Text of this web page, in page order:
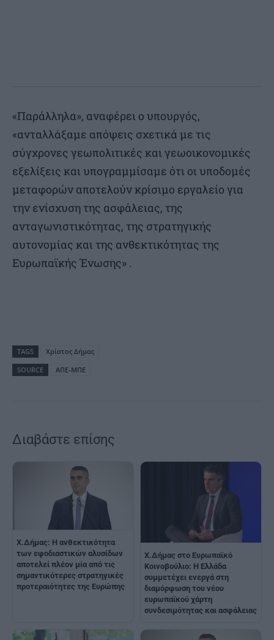
«Παράλληλα», αναφέρει ο υπουργός,
«ανταλλάξαμε απόψεις σχετικά με τις
σύγχρονες γεωπολιτικές και γεωοικονομικές
εξελίξεις και υπογραμμίσαμε ότι οι υποδομές
μεταφορών αποτελούν κρίσιμο εργαλείο για
την ενίσχυση της ασφάλειας, της
ανταγωνιστικότητας, της στρατηγικής
αυτονομίας και της ανθεκτικότητας της
Ευρωπαϊκής Ένωσης» .
TAGS
Χρίστος Δήμας
SOURCE
ΑΠΕ-ΜΠΕ
Διαβάστε επίσης
Χ.Δήμας: Η ανθεκτικότητα
των εφοδιαστικών αλυσίδων
αποτελεί πλέον μία από τις
σημαντικότερες στρατηγικές
προτεραιότητες της Ευρώπης
Χ.Δήμας στο Ευρωπαϊκό
Κοινοβούλιο: Η Ελλάδα
συμμετέχει ενεργά στη
διαμόρφωση του νέου
ευρωπαϊκού χάρτη
συνδεσιμότητας και ασφάλειας